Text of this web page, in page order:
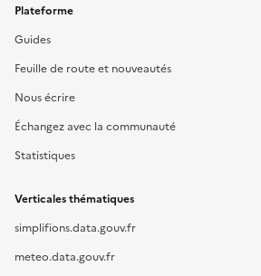
Plateforme
Guides
Feuille de route et nouveautés
Nous écrire
Échangez avec la communauté
Statistiques
Verticales thématiques
simplifions.data.gouv.fr
meteo.data.gouv.fr